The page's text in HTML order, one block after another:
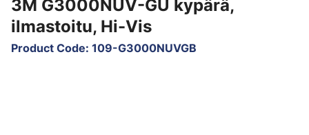
3M G3000NUV-GU kypärä,
ilmastoitu, Hi-Vis
Product Code: 109-G3000NUVGB